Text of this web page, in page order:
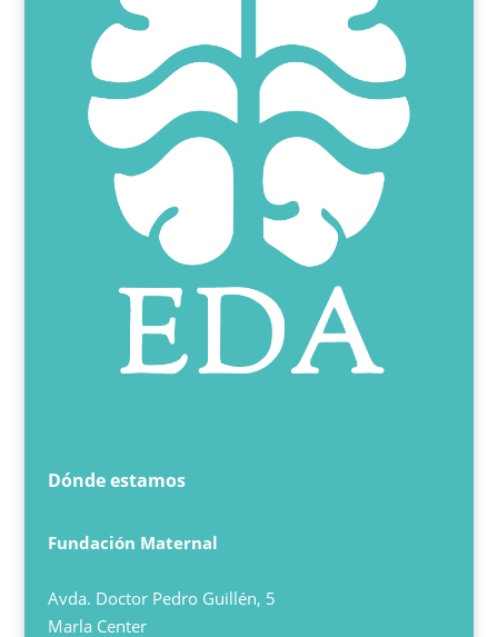
Dónde estamos
Fundación Maternal
Avda. Doctor Pedro Guillén, 5
Marla Center